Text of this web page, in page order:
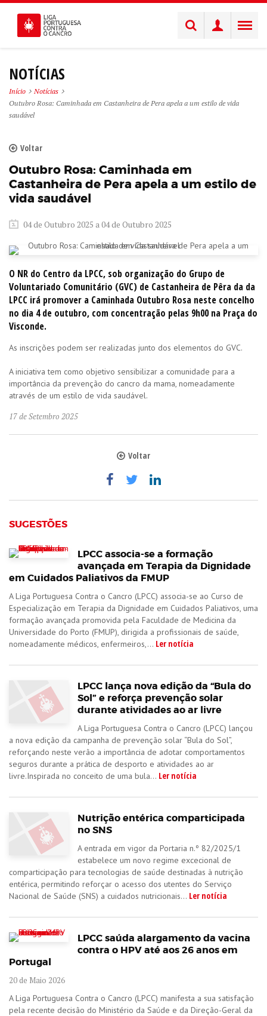
NOTÍCIAS
Início
Notícias
Outubro Rosa: Caminhada em Castanheira de Pera apela a um estilo de vida
saudável
Voltar
Outubro Rosa: Caminhada em
Castanheira de Pera apela a um estilo de
vida saudável
04 de Outubro 2025 a 04 de Outubro 2025
O NR do Centro da LPCC, sob organização do Grupo de
Voluntariado Comunitário (GVC) de Castanheira de Pêra da da
LPCC irá promover a Caminhada Outubro Rosa neste concelho
no dia 4 de outubro, com concentração pelas 9h00 na Praça do
Visconde.
As inscrições podem ser realizadas junto dos elementos do GVC.
A iniciativa tem como objetivo sensibilizar a comunidade para a
importância da prevenção do cancro da mama, nomeadamente
através de um estilo de vida saudável.
17 de Setembro 2025
Voltar
SUGESTÕES
LPCC associa-se a formação
avançada em Terapia da Dignidade
em Cuidados Paliativos da FMUP
A Liga Portuguesa Contra o Cancro (LPCC) associa-se ao Curso de
Especialização em Terapia da Dignidade em Cuidados Paliativos, uma
formação avançada promovida pela Faculdade de Medicina da
Universidade do Porto (FMUP), dirigida a profissionais de saúde,
nomeadamente médicos, enfermeiros,... Ler notícia
LPCC lança nova edição da “Bula do
Sol” e reforça prevenção solar
durante atividades ao ar livre
A Liga Portuguesa Contra o Cancro (LPCC) lançou
a nova edição da campanha de prevenção solar “Bula do Sol”,
reforçando neste verão a importância de adotar comportamentos
seguros durante a prática de desporto e atividades ao ar
livre.Inspirada no conceito de uma bula... Ler notícia
Nutrição entérica comparticipada
no SNS
A entrada em vigor da Portaria n.º 82/2025/1
estabelece um novo regime excecional de
comparticipação para tecnologias de saúde destinadas à nutrição
entérica, permitindo reforçar o acesso dos utentes do Serviço
Nacional de Saúde (SNS) a cuidados nutricionais... Ler notícia
LPCC saúda alargamento da vacina
contra o HPV até aos 26 anos em
Portugal
20 de Maio 2026
A Liga Portuguesa Contra o Cancro (LPCC) manifesta a sua satisfação
pela recente decisão do Ministério da Saúde e da Direção-Geral da